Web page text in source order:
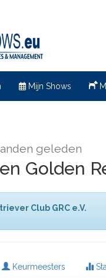
Mijn Shows
geleden
Golden
Club GRC e.V.
Keurmeesters